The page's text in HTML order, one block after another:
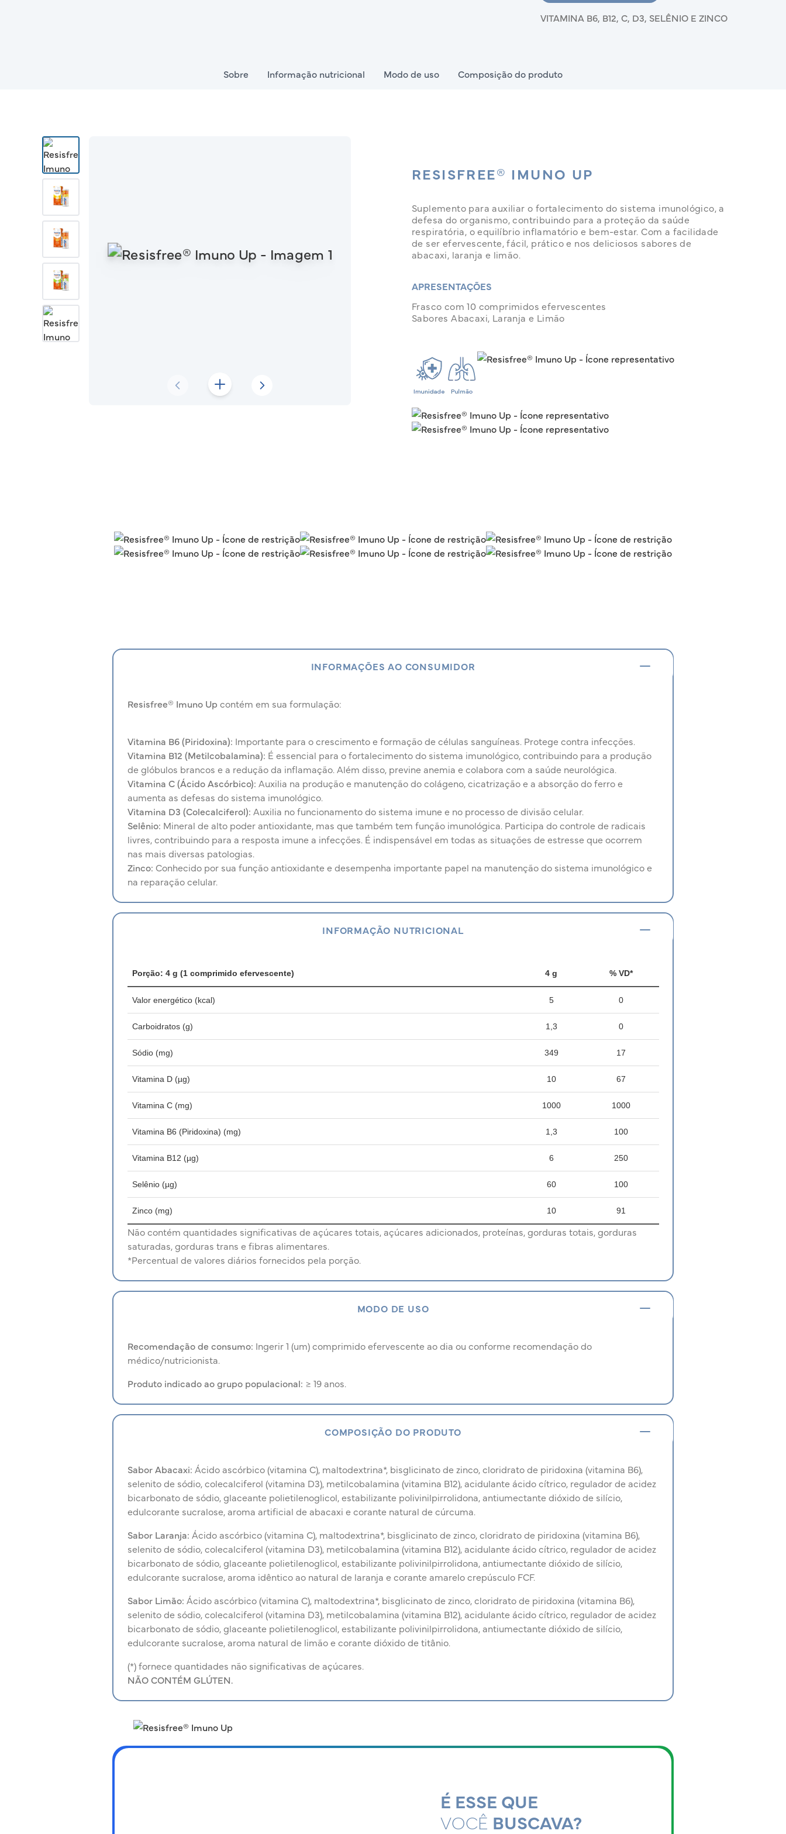
VITAMINA B6, B12, C, D3, SELÊNIO E ZINCO
Sobre Informação nutricional Modo de uso Composição do produto
RESISFREE® IMUNO UP
Suplemento para auxiliar o fortalecimento do sistema imunológico, a
defesa do organismo, contribuindo para a proteção da saúde
respiratória, o equilíbrio inflamatório e bem-estar. Com a facilidade
de ser efervescente, fácil, prático e nos deliciosos sabores de
abacaxi, laranja e limão.
APRESENTAÇÕES
Frasco com 10 comprimidos efervescentes
Sabores Abacaxi, Laranja e Limão
INFORMAÇÕES AO CONSUMIDOR
Resisfree® Imuno Up contém em sua formulação:
Vitamina B6 (Piridoxina): Importante para o crescimento e formação de células sanguíneas. Protege contra infecções.
Vitamina B12 (Metilcobalamina): É essencial para o fortalecimento do sistema imunológico, contribuindo para a produção
de glóbulos brancos e a redução da inflamação. Além disso, previne anemia e colabora com a saúde neurológica.
Vitamina C (Ácido Ascórbico): Auxilia na produção e manutenção docolágeno, cicatrização e a absorção do ferro e
aumenta as defesas do sistema imunológico.
Vitamina D3 (Colecalciferol): Auxilia no funcionamento do sistema imune e no processo de divisão celular.
Selênio: Mineral de alto poder antioxidante, mas que também tem função imunológica. Participa do controle de radicais
livres, contribuindo para a resposta imune a infecções. É indispensável em todas as situações de estresse que ocorrem
nas mais diversas patologias.
Zinco: Conhecido por sua função antioxidante e desempenha importante papel na manutenção do sistema imunológico e
na reparação celular.
INFORMAÇÃO NUTRICIONAL
Porção: 4 g (1 comprimido efervescente) 4 g % VD*
Valor energético (kcal) 5 0
Carboidratos (g) 1,3 0
Sódio (mg) 349 17
Vitamina D (µg) 10 67
Vitamina C (mg) 1000 1000
Vitamina B6 (Piridoxina) (mg) 1,3 100
Vitamina B12 (µg) 6 250
Selênio (µg) 60 100
Zinco (mg) 10 91
Não contém quantidades significativas de açúcares totais, açúcares adicionados, proteínas, gorduras totais, gorduras
saturadas, gorduras trans e fibras alimentares.
*Percentual de valores diários fornecidos pela porção.
MODO DE USO
Recomendação de consumo: Ingerir 1 (um) comprimido efervescente ao dia ou conforme recomendação do
médico/nutricionista.
Produto indicado ao grupo populacional: ≥ 19 anos.
COMPOSIÇÃO DO PRODUTO
Sabor Abacaxi: Ácido ascórbico (vitamina C), maltodextrina*, bisglicinato de zinco, cloridrato de piridoxina (vitamina B6),
selenito de sódio, colecalciferol (vitamina D3), metilcobalamina (vitamina B12), acidulante ácido cítrico, regulador de acidez
bicarbonato de sódio, glaceante polietilenoglicol, estabilizante polivinilpirrolidona, antiumectante dióxido de silício,
edulcorante sucralose, aroma artificial de abacaxi e corante natural de cúrcuma.
Sabor Laranja: Ácido ascórbico (vitamina C), maltodextrina*, bisglicinato de zinco, cloridrato de piridoxina (vitamina B6),
selenito de sódio, colecalciferol (vitamina D3), metilcobalamina (vitamina B12), acidulante ácido cítrico, regulador de acidez
bicarbonato de sódio, glaceante polietilenoglicol, estabilizante polivinilpirrolidona, antiumectante dióxido de silício,
edulcorante sucralose, aroma idêntico ao natural de laranja e corante amarelo crepúsculo FCF.
Sabor Limão: Ácido ascórbico (vitamina C), maltodextrina*, bisglicinato de zinco, cloridrato de piridoxina (vitamina B6),
selenito de sódio, colecalciferol (vitamina D3), metilcobalamina (vitamina B12), acidulante ácido cítrico, regulador de acidez
bicarbonato de sódio, glaceante polietilenoglicol, estabilizante polivinilpirrolidona, antiumectante dióxido de silício,
edulcorante sucralose, aroma natural de limão e corante dióxido de titânio.
(*) fornece quantidades não significativas de açúcares.
NÃO CONTÉM GLÚTEN.
É ESSE QUE
VOCÊ BUSCAVA?